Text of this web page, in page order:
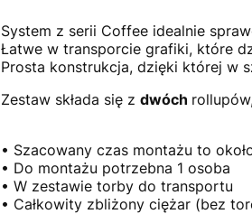
System z serii Coffee idealnie
Łatwe w transporcie grafiki, które
Prosta konstrukcja, dzięki której w
Zestaw składa się z dwóch
• Szacowany czas montażu to
• Do montażu potrzebna 1 osoba
• W zestawie torby do transportu
• Całkowity zbliżony ciężar (bez